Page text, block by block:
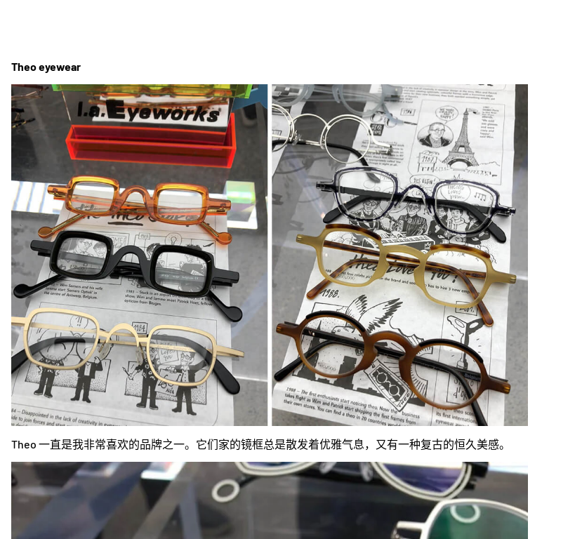
Theo eyewear
Theo 一直是我非常喜欢的品牌之一。它们家的镜框总是散发着优雅气息，又有一种复古的恒久美感。